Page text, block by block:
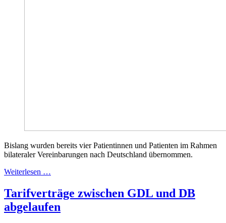
Bislang wurden bereits vier Patientinnen und Patienten im Rahmen
bilateraler Vereinbarungen nach Deutschland übernommen.
Weiterlesen …
Tarifverträge zwischen GDL und DB
abgelaufen